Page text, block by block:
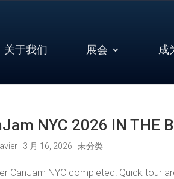
关于我们 展会 成
NYC 2026 IN THE
3 月 16, 2026 未分类
CanJam NYC completed! Quick tour